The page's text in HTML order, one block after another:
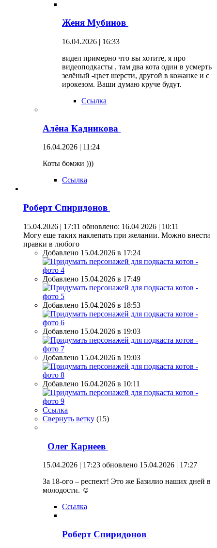
Женя Мубинов
16.04.2026 | 16:33
видел примерно что вы хотите, я про
видеоподкасты , там два кота один в усмерть
зелёный -цвет шерсти, другой в кожанке и с
ирокезом. Ваши думаю круче будут.
Ссылка
Алёна Кадникова
16.04.2026 | 11:24
Коты бомжи )))
Ссылка
Роберт Спиридонов
15.04.2026 | 17:11 обновлено: 16.04 2026 | 10:11
Могу еще таких наклепать при желании. Можно внести
правки в любого
Добавлено 15.04.2026 в 17:24
Добавлено 15.04.2026 в 17:49
Добавлено 15.04.2026 в 18:53
Добавлено 15.04.2026 в 19:03
Добавлено 15.04.2026 в 19:03
Добавлено 16.04.2026 в 10:11
Ссылка
Свернуть ветку (15)
Олег Карнеев
15.04.2026 | 17:23 обновлено 15.04.2026 | 17:27
За 18-ого – респект! Это же Базилио наших дней в
молодости. ☺
Ссылка
Роберт Спиридонов